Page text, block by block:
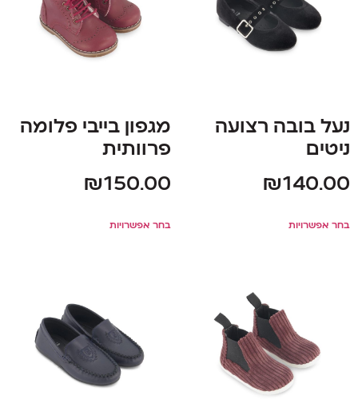
נעל בובה רצועה
ניטים
₪140.00
בחר אפשרויות
מגפון בייבי פלומה
פרוותית
₪150.00
בחר אפשרויות